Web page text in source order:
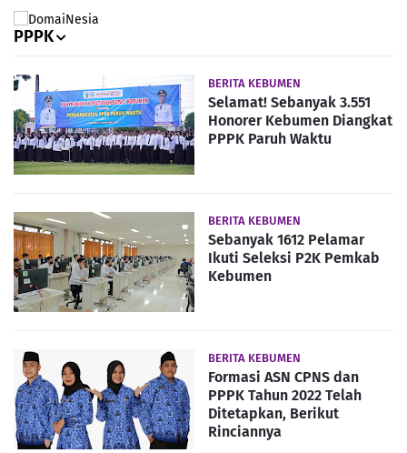
PPPK
BERITA KEBUMEN
Selamat! Sebanyak 3.551
Honorer Kebumen Diangkat
PPPK Paruh Waktu
BERITA KEBUMEN
Sebanyak 1612 Pelamar
Ikuti Seleksi P2K Pemkab
Kebumen
BERITA KEBUMEN
Formasi ASN CPNS dan
PPPK Tahun 2022 Telah
Ditetapkan, Berikut
Rinciannya